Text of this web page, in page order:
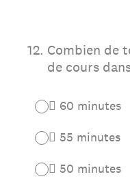
12. Combien de
de cours
 60 minutes
 55 minutes
 50 minutes